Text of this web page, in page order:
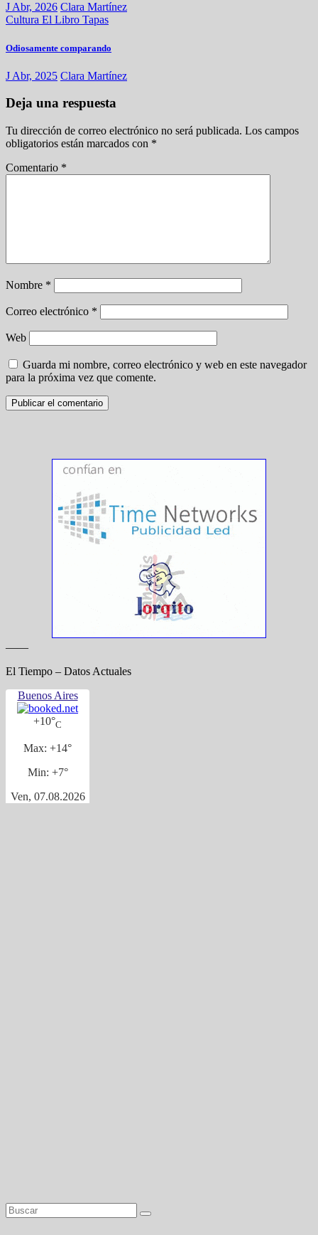
J Abr, 2026 Clara Martínez
Cultura El Libro Tapas
Odiosamente comparando
J Abr, 2025 Clara Martínez
Deja una respuesta
Tu dirección de correo electrónico no será publicada. Los campos
obligatorios están marcados con *
Comentario *
Nombre *
Correo electrónico *
Web
Guarda mi nombre, correo electrónico y web en este navegador
para la próxima vez que comente.
——
El Tiempo – Datos Actuales
Buenos Aires
+10°C
Max: +14°
Min: +7°
Ven, 07.08.2026